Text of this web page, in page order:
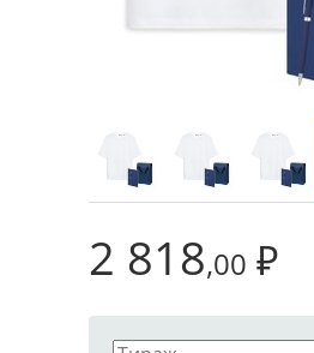
2 818,00 ₽